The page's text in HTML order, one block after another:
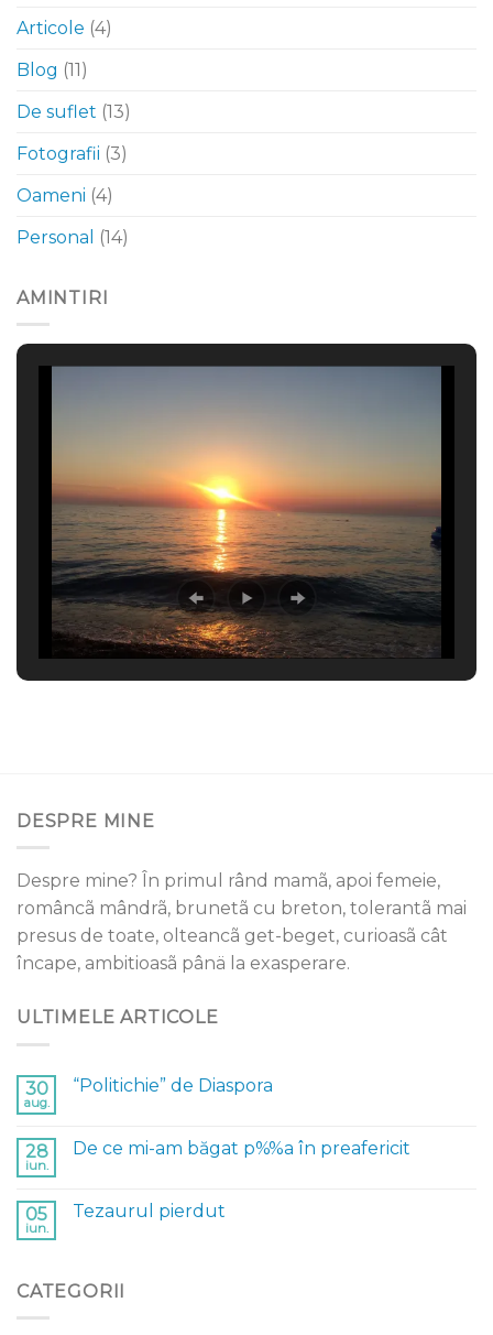
Articole (4)
Blog (11)
De suflet (13)
Fotografii (3)
Oameni (4)
Personal
(14)
AMINTIRI
DESPRE MINE
Despre mine? În primul rând mamã, apoi femeie,
româncã mândrã, brunetã cu breton, tolerantã mai
presus de toate, olteancã get-beget, curioasã cât
încape, ambitioasã pânä la exasperare.
ULTIMELE ARTICOLE
30
aug.
“Politichie” de Diaspora
28
iun.
De ce mi-am băgat p%%a în preafericit
05
iun.
Tezaurul pierdut
CATEGORII